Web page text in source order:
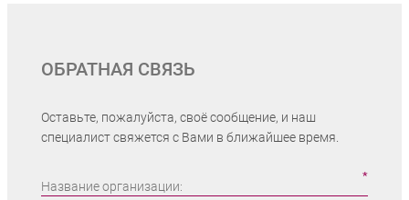
ОБРАТНАЯ СВЯЗЬ
Оставьте, пожалуйста, своё сообщение, и наш
специалист свяжется с Вами в ближайшее время.
Название организации: